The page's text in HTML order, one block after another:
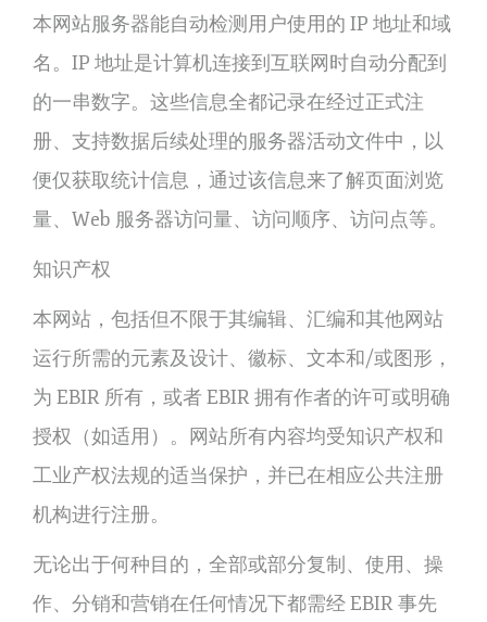
本网站服务器能自动检测用户使用的 IP 地址和域
名。IP 地址是计算机连接到互联网时自动分配到
的一串数字。这些信息全都记录在经过正式注
册、支持数据后续处理的服务器活动文件中，以
便仅获取统计信息，通过该信息来了解页面浏览
量、Web 服务器访问量、访问顺序、访问点等。
知识产权
本网站，包括但不限于其编辑、汇编和其他网站
运行所需的元素及设计、徽标、文本和/或图形，
为 EBIR 所有，或者 EBIR 拥有作者的许可或明确
授权（如适用）。网站所有内容均受知识产权和
工业产权法规的适当保护，并已在相应公共注册
机构进行注册。
无论出于何种目的，全部或部分复制、使用、操
作、分销和营销在任何情况下都需经 EBIR 事先